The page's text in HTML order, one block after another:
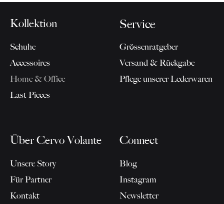
Kollektion
Schuhe
Accessoires
Home & Office
Last Pieces
Service
Grössenratgeber
Versand & Rückgabe
Pflege unserer Lederwaren
Über Cervo Volante
Unsere Story
Für Partner
Kontakt
Connect
Blog
Instagram
Newsletter